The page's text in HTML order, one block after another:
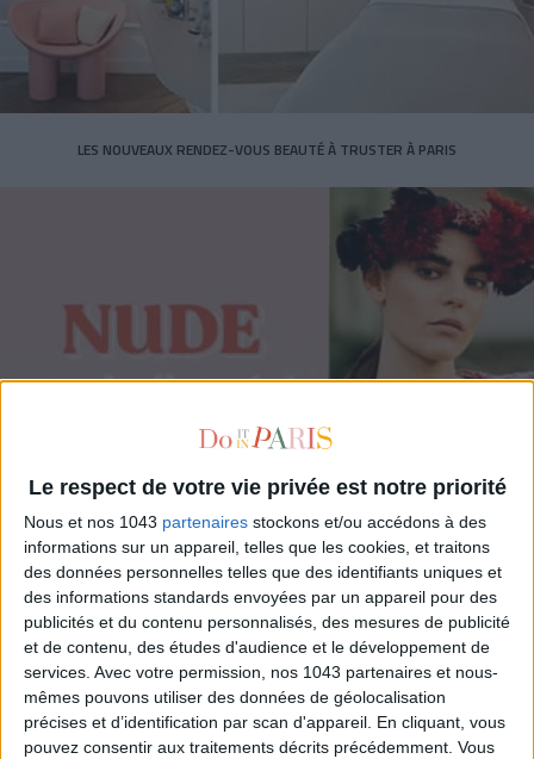
Le respect de votre vie privée est notre priorité
Nous et nos 1043 partenaires stockons et/ou accédons à des
informations sur un appareil, telles que les cookies, et traitons
des données personnelles telles que des identifiants uniques et
des informations standards envoyées par un appareil pour des
publicités et du contenu personnalisés, des mesures de publicité
et de contenu, des études d'audience et le développement de
services. Avec votre permission, nos 1043 partenaires et nous-
mêmes pouvons utiliser des données de géolocalisation
précises et d’identification par scan d'appareil. En cliquant, vous
pouvez consentir aux traitements décrits précédemment. Vous
LES NOUVEAUX RENDEZ-VOUS BEAUTÉ À TRUSTER À PARIS
NUDE : LES 5 OUTILS POUR UN TEINT PARFAIT